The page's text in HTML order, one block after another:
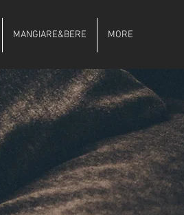
MANGIARE&BERE MORE